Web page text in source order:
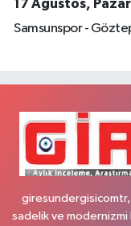
17 Ağustos,
Samsunspor -
sadelik ve modernizmi